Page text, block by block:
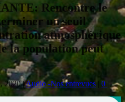
Rencontre le
un seuil
atmosphérique
la population peut
2020|Audio -Nos entrevues 0